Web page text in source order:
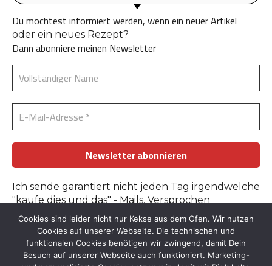
Du möchtest informiert werden, wenn ein neuer Artikel
oder ein neues Rezept?
Dann abonniere meinen Newsletter
Ich sende garantiert nicht jeden Tag irgendwelche
"kaufe dies und das" - Mails. Versprochen
Erfahre mehr in der Datenschutzerklärung.
Cookies sind leider nicht nur Kekse aus dem Ofen. Wir nutzen
Cookies auf unserer Webseite. Die technischen und
funktionalen Cookies benötigen wir zwingend, damit Dein
Besuch auf unserer Webseite auch funktioniert. Marketing-